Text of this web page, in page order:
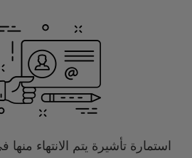
استمارة تأشيرة يتم الانتهاء